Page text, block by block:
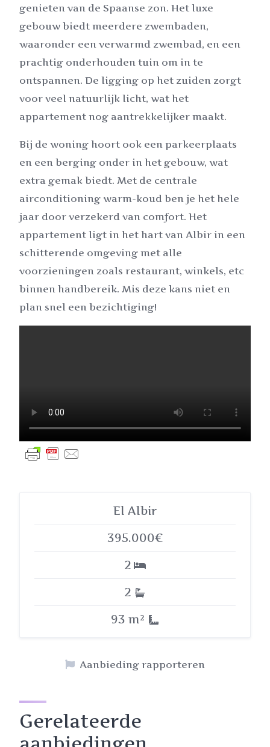
genieten van de Spaanse zon. Het luxe
gebouw biedt meerdere zwembaden,
waaronder een verwarmd zwembad, en een
prachtig onderhouden tuin om in te
ontspannen. De ligging op het zuiden zorgt
voor veel natuurlijk licht, wat het
appartement nog aantrekkelijker maakt.
Bij de woning hoort ook een parkeerplaats
en een berging onder in het gebouw, wat
extra gemak biedt. Met de centrale
airconditioning warm-koud ben je het hele
jaar door verzekerd van comfort. Het
appartement ligt in het hart van Albir in een
schitterende omgeving met alle
voorzieningen zoals restaurant, winkels, etc
binnen handbereik. Mis deze kans niet en
plan snel een bezichtiging!
El Albir
395.000€
2
2
93 m²
Aanbieding rapporteren
Gerelateerde